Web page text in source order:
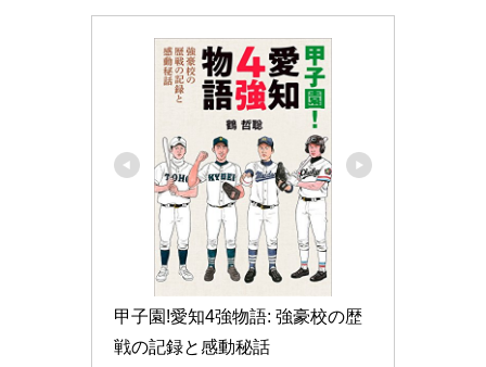
甲子園!愛知4強物語: 強豪校の歴
戦の記録と感動秘話